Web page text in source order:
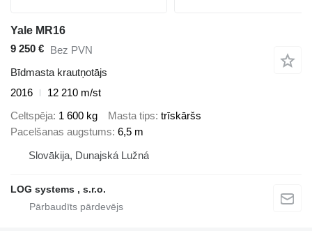
Yale MR16
9 250 € Bez PVN
Bīdmasta krautņotājs
2016
12 210 m/st
Celtspēja 1 600 kg Masta tips trīskāršs
Pacelšanas augstums 6,5 m
Slovākija, Dunajská Lužná
LOG systems , s.r.o.